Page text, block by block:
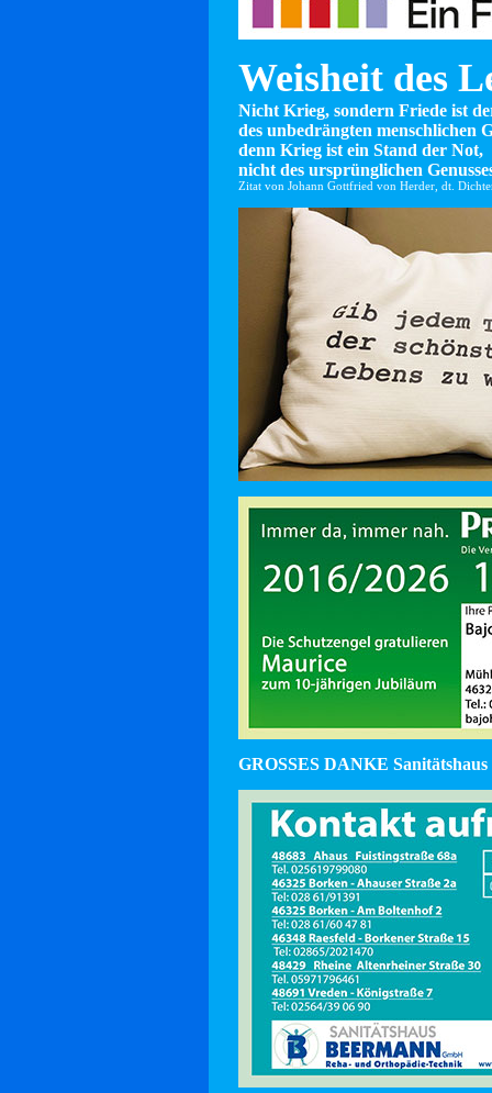
Weisheit des
Nicht Krieg, sondern Friede ist
des unbedrängten menschlichen
denn Krieg ist ein Stand der Not,
nicht des ursprünglichen
Zitat von Johann Gottfried von Herder, dt.
GROSSES DANKE